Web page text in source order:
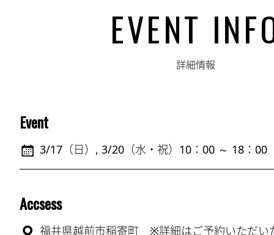
EVENT
詳細情報
Event
3/17（日）, 3/20（水・祝）10：00 ～ 18：00
Accsess
福井県越前市稲寄町 ※詳細はご予約いただい